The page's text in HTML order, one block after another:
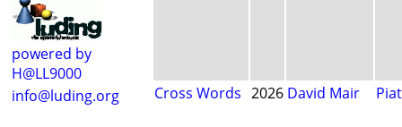
powered by
H@LL9000
info@luding.org
Cross Words 2026 David Mair